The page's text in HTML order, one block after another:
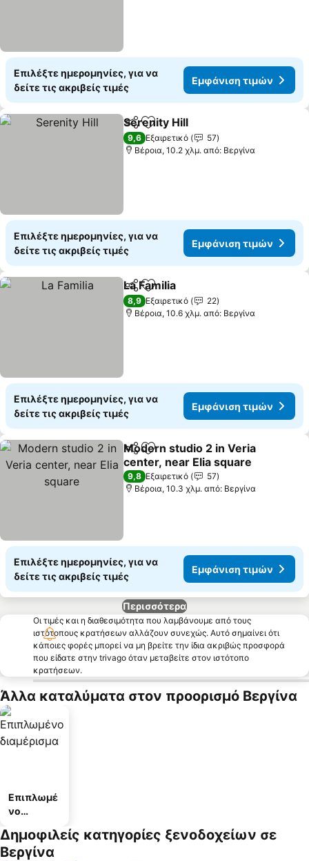
Επιλέξτε ημερομηνίες, για να
δείτε τις ακριβείς τιμές
Εμφάνιση τιμών
Κοινοποίηση
Προσθήκη στα αγαπημένα
Serenity Hill
9,6 Εξαιρετικό
57
Βέροια, 10.2 χλμ. από: Βεργίνα
Επιλέξτε ημερομηνίες, για να
δείτε τις ακριβείς τιμές
Εμφάνιση τιμών
Κοινοποίηση
Προσθήκη στα αγαπημένα
La Familia
8,9 Εξαιρετικό
22
Βέροια, 10.6 χλμ. από: Βεργίνα
Επιλέξτε ημερομηνίες, για να
δείτε τις ακριβείς τιμές
Εμφάνιση τιμών
Κοινοποίηση
Προσθήκη στα αγαπημένα
Modern studio 2 in Veria
center, near Elia square
9,8 Εξαιρετικό
57
Βέροια, 10.3 χλμ. από: Βεργίνα
Επιλέξτε ημερομηνίες, για να
δείτε τις ακριβείς τιμές
Εμφάνιση τιμών
Περισσότερα
Οι τιμές και η διαθεσιμότητα που λαμβάνουμε από τους
ιστότοπους κρατήσεων αλλάζουν συνεχώς. Αυτό σημαίνει ότι
κάποιες φορές μπορεί να μη βρείτε την ίδια ακριβώς προσφορά
που είδατε στην trivago όταν μεταβείτε στον ιστότοπο
κρατήσεων.
Άλλα καταλύματα στον προορισμό Βεργίνα
Επιπλωμέ
νο
α
Δημοφιλείς κατηγορίες ξενοδοχείων σε
Βεργίνα